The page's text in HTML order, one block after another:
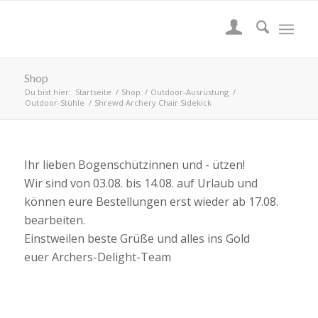
Shop
Du bist hier: Startseite / Shop / Outdoor-Ausrüstung /
Outdoor-Stühle / Shrewd Archery Chair Sidekick
Ihr lieben Bogenschützinnen und - ützen!
Wir sind von 03.08. bis 14.08. auf Urlaub und
können eure Bestellungen erst wieder ab 17.08.
bearbeiten.
Einstweilen beste Grüße und alles ins Gold
euer Archers-Delight-Team